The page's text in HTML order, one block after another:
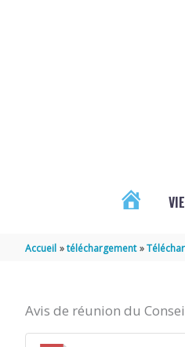
Accueil téléchargement
Avis de réunion du